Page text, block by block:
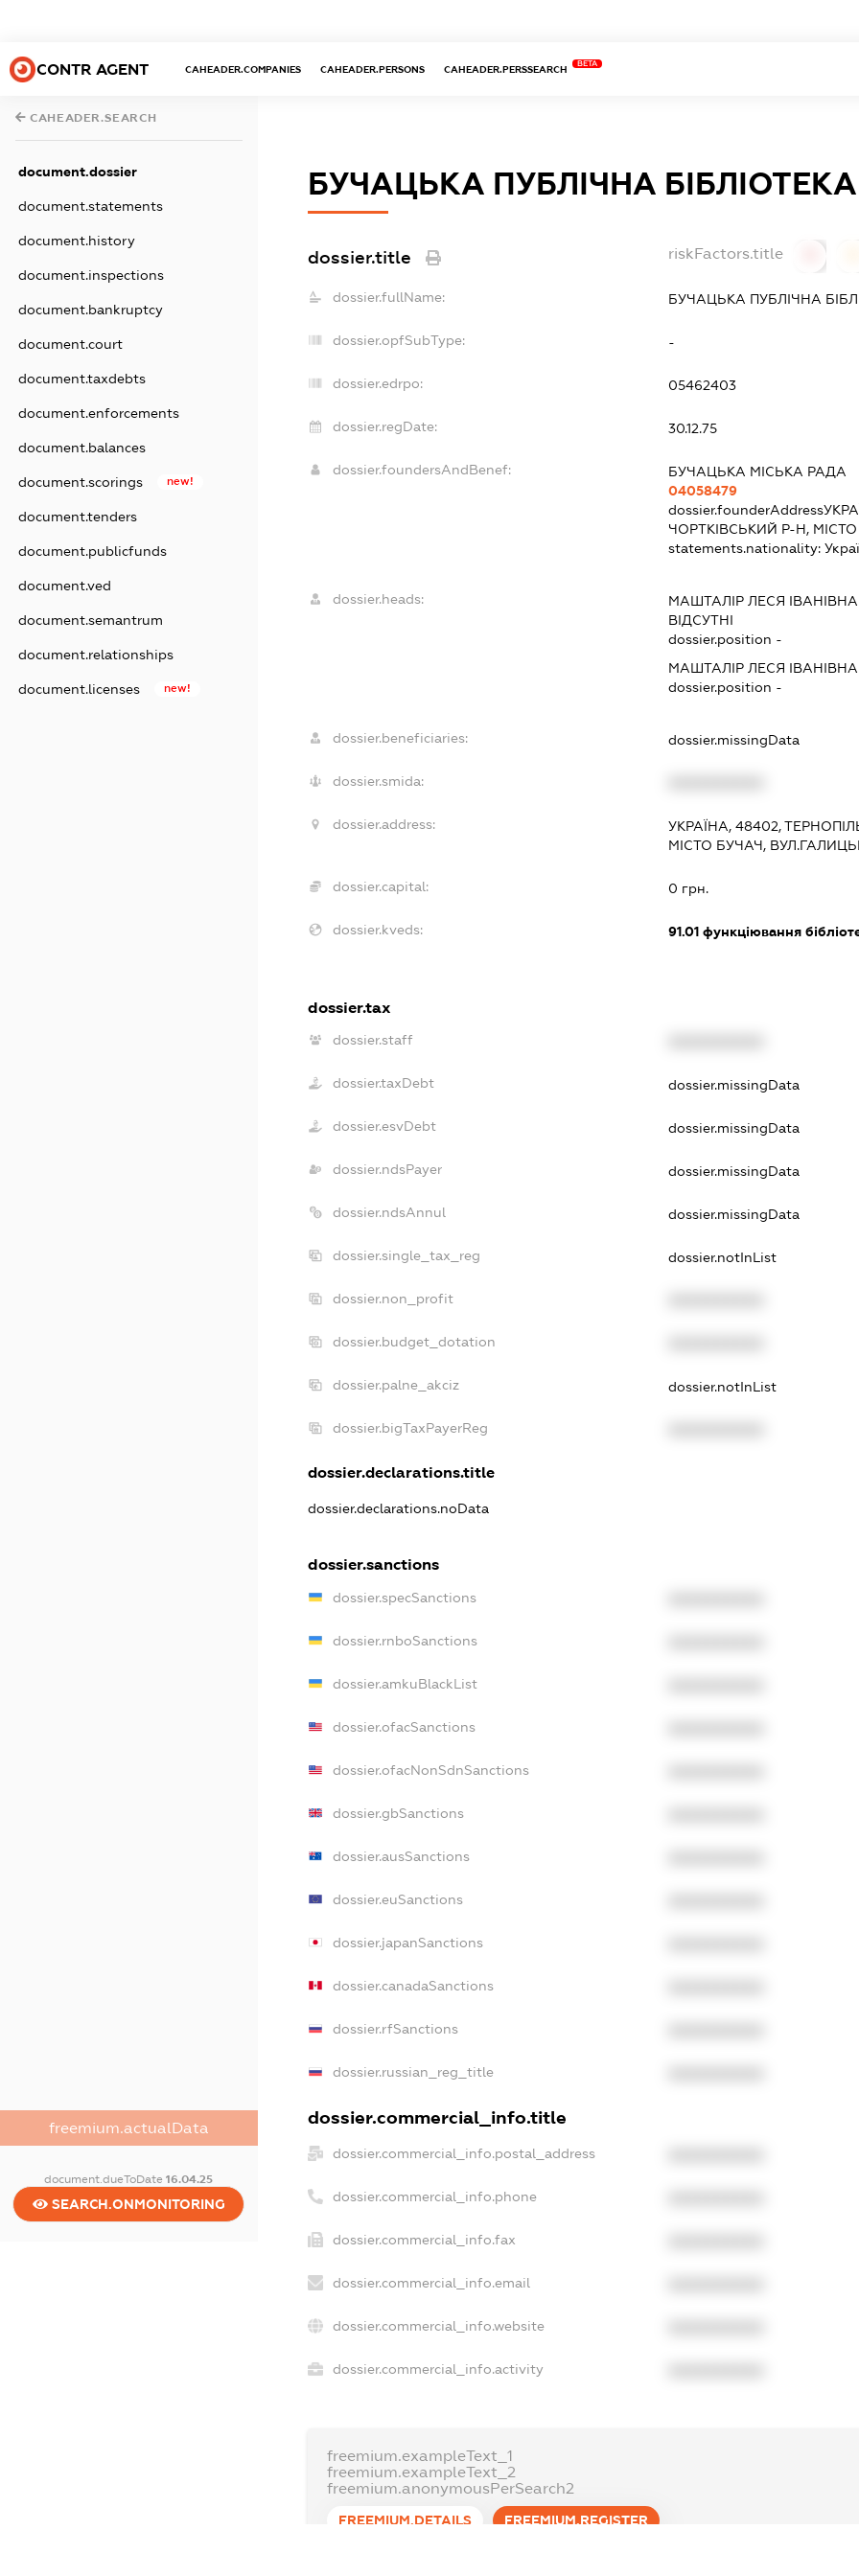
CONTR AGENT CAHEADER.COMPANIES CAHEADER.PERSONS CAHEADER.PERSSEARCH
BETA
CAHEADER.SEARCH
document.dossier
document.statements
document.history
document.inspections
document.bankruptcy
document.court
document.taxdebts
document.enforcements
document.balances
document.scorings new!
document.tenders
document.publicfunds
document.ved
document.semantrum
document.relationships
document.licenses new!
freemium.actualData
document.dueToDate16.04.25
SEARCH.ONMONITORING
БУЧАЦЬКА ПУБЛІЧНА БІБЛІОТЕКА
dossier.title riskFactors.title
dossier.fullName: БУЧАЦЬКА ПУБЛІЧНА
dossier.opfSubType: -
dossier.edrpo: 05462403
dossier.regDate: 30.12.75
dossier.foundersAndBenef:
БУЧАЦЬКА МІСЬКА РАДА
04058479
dossier.founderAddress
ЧОРТКІВСЬКИЙ Р-Н,
statements.nationality:
dossier.heads: МАШТАЛІР ЛЕСЯ ІВАНІВНА
ВІДСУТНІ
dossier.position -
МАШТАЛІР ЛЕСЯ ІВАНІВНА
dossier.position -
dossier.beneficiaries: dossier.missingData
dossier.smida:
dossier.address:
УКРАЇНА, 48402,
МІСТО БУЧАЧ,
dossier.capital: 0 грн.
dossier.kveds: 91.01 функціювання
dossier.tax
dossier.staff
dossier.taxDebt dossier.missingData
dossier.esvDebt dossier.missingData
dossier.ndsPayer dossier.missingData
dossier.ndsAnnul dossier.missingData
dossier.single_tax_reg dossier.notInList
dossier.non_profit
dossier.budget_dotation
dossier.palne_akciz dossier.notInList
dossier.bigTaxPayerReg
dossier.declarations.title
dossier.declarations.noData
dossier.sanctions
dossier.specSanctions
dossier.rnboSanctions
dossier.amkuBlackList
dossier.ofacSanctions
dossier.ofacNonSdnSanctions
dossier.gbSanctions
dossier.ausSanctions
dossier.euSanctions
dossier.japanSanctions
dossier.canadaSanctions
dossier.rfSanctions
dossier.russian_reg_title
dossier.commercial_info.title
dossier.commercial_info.postal_address
dossier.commercial_info.phone
dossier.commercial_info.fax
dossier.commercial_info.email
dossier.commercial_info.website
dossier.commercial_info.activity
freemium.exampleText_1
freemium.exampleText_2
freemium.anonymousPerSearch2
FREEMIUM.DETAILS FREEMIUM.REGISTER